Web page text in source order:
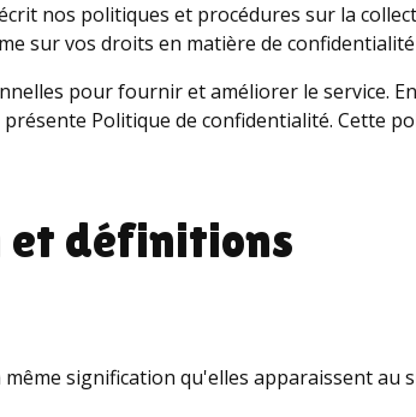
nos politiques et procédures sur la
sur vos droits en matière de
pour fournir et améliorer le service.
Politique de confidentialité. Cette
définitions
signification qu'elles apparaissent au